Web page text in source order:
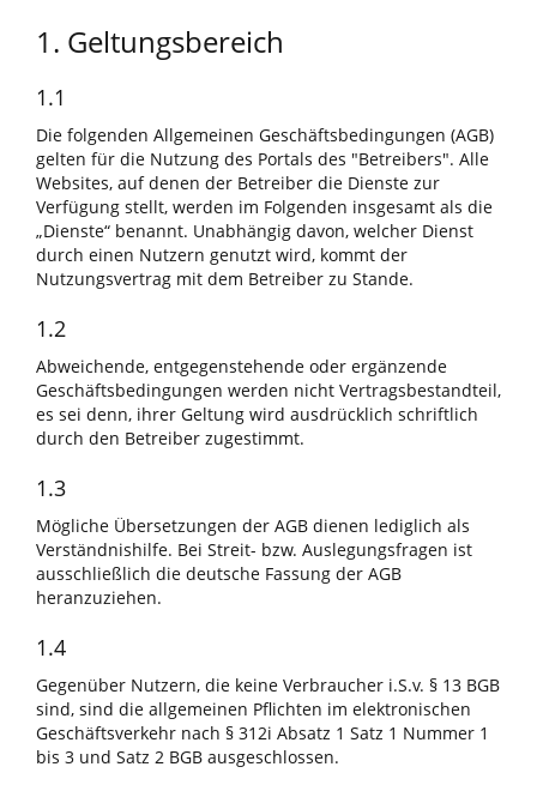
1. Geltungsbereich
1.1
Die folgenden Allgemeinen Geschäftsbedingungen (AGB)
gelten für die Nutzung des Portals des "Betreibers". Alle
Websites, auf denen der Betreiber die Dienste zur
Verfügung stellt, werden im Folgenden insgesamt als die
„Dienste“ benannt. Unabhängig davon, welcher Dienst
durch einen Nutzern genutzt wird, kommt der
Nutzungsvertrag mit dem Betreiber zu Stande.
1.2
Abweichende, entgegenstehende oder ergänzende
Geschäftsbedingungen werden nicht Vertragsbestandteil,
es sei denn, ihrer Geltung wird ausdrücklich schriftlich
durch den Betreiber zugestimmt.
1.3
Mögliche Übersetzungen der AGB dienen lediglich als
Verständnishilfe. Bei Streit- bzw. Auslegungsfragen ist
ausschließlich die deutsche Fassung der AGB
heranzuziehen.
1.4
Gegenüber Nutzern, die keine Verbraucher i.S.v. § 13 BGB
sind, sind die allgemeinen Pflichten im elektronischen
Geschäftsverkehr nach § 312i Absatz 1 Satz 1 Nummer 1
bis 3 und Satz 2 BGB ausgeschlossen.